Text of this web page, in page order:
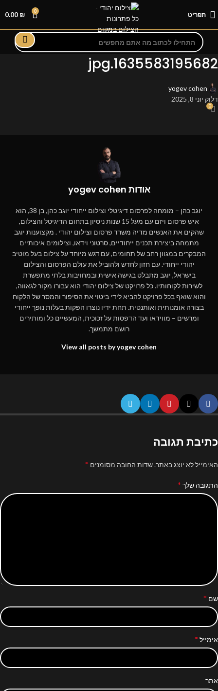
תפריט 0
0.00 ₪
1635583195682.jpg
yogev cohen
דלוק יוני 8, 2025
0
אודות yogev cohen
יוגב כהן – מומחה לפרסום דיגיטלי וצילום ייחודי יוגב כהן, בן 38, הוא
איש פרסום ויזם עם מעל 15 שנות ניסיון בתחום הדיגיטל והצילום,
שהקים את האנשים מדיה משרד פרסום וצילום יהודי . מקצוענות יוגב
מתמחה ביצירת תכנים ייחודיים, סרטוני וידאו, וצילומים איכותיים
המבקרים במגוון רחב של תחומים, עם דגש מיוחד על צילום בעל מוטיב
יהודי ייחודי. עם חזון לחדש ולהוביל את עולם הפרסום והצילום
בישראל, יוגב מתבלט בגישה אישית ובמחויבות בלתי מתפשרת
לשירות לקוחותיו. כל פרויקט של צילום יהודי הוא עבורו מקור לגאווה,
והוא שואף בכל פרויקט להביא לידי ביטוי את הסיפור והמסר של הלקוח
בצורה אומנותית ואותנטית. תחת ידיו נוצרו הפקות בעלות נופך ייחודי
ומרשים – מווידאו ועד הדפסות על זכוכית, המעשיים כל ומותירים
רושם מתמשך.
View all posts by yogev cohen
כתיבת תגובה
האימייל לא יוצג באתר.שדות החובה מסומנים *
התגובה שלך *
שם *
אימייל *
אתר